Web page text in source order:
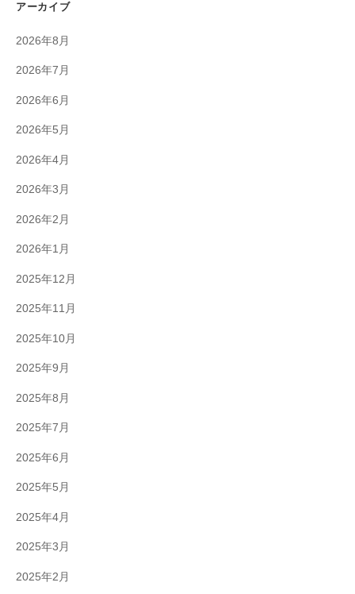
アーカイブ
2026年8月
2026年7月
2026年6月
2026年5月
2026年4月
2026年3月
2026年2月
2026年1月
2025年12月
2025年11月
2025年10月
2025年9月
2025年8月
2025年7月
2025年6月
2025年5月
2025年4月
2025年3月
2025年2月